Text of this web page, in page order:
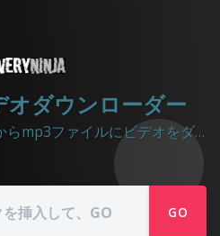
オダウンローダー
Very.Ninjaは、 Mixcloudからmp3ファイルにビデオをダウンロードするのに役立ちます
GO